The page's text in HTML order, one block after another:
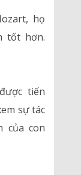
họ
tốt hơn.
tiến
sự tác
của con